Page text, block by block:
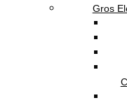
Menu
Informatique
Ordinateur
Pc
Pc
Pc
Gros